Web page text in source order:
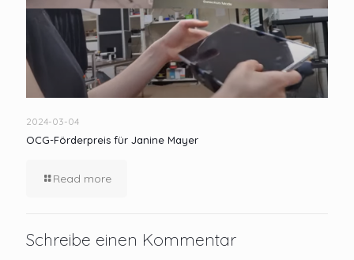
2024-03-04
OCG-Förderpreis für Janine Mayer
Read more
Schreibe einen Kommentar